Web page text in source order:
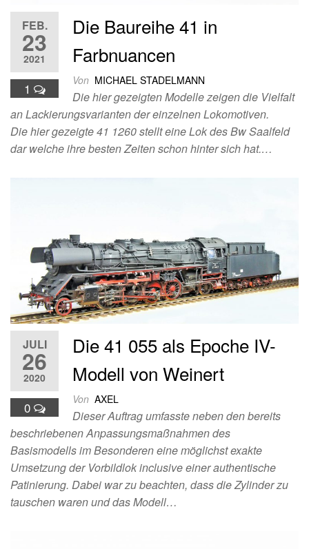
FEB.
23
2021
1
Die Baureihe 41 in
Farbnuancen
Von MICHAEL STADELMANN
Die hier gezeigten Modelle zeigen die Vielfalt
an Lackierungsvarianten der einzelnen Lokomotiven.
Die hier gezeigte 41 1260 stellt eine Lok des Bw Saalfeld
dar welche ihre besten Zeiten schon hinter sich hat.…
JULI
26
2020
0
Die 41 055 als Epoche IV-
Modell von Weinert
Von AXEL
Dieser Auftrag umfasste neben den bereits
beschriebenen Anpassungsmaßnahmen des
Basismodells im Besonderen eine möglichst exakte
Umsetzung der Vorbildlok inclusive einer authentische
Patinierung. Dabei war zu beachten, dass die Zylinder zu
tauschen waren und das Modell…